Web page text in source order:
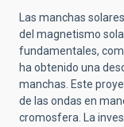
Las manchas
del magnetismo
fundamentales,
ha obtenido una
manchas. Este
de las ondas en
cromosfera. La